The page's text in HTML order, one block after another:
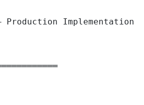
Implementation